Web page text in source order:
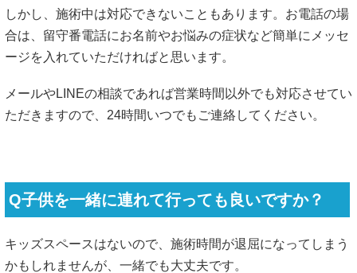
しかし、施術中は対応できないこともあります。お電話の場
合は、留守番電話にお名前やお悩みの症状など簡単にメッセ
ージを入れていただければと思います。
メールやLINEの相談であれば営業時間以外でも対応させてい
ただきますので、24時間いつでもご連絡してください。
Q子供を一緒に連れて行っても良いですか？
キッズスペースはないので、施術時間が退屈になってしまう
かもしれませんが、一緒でも大丈夫です。